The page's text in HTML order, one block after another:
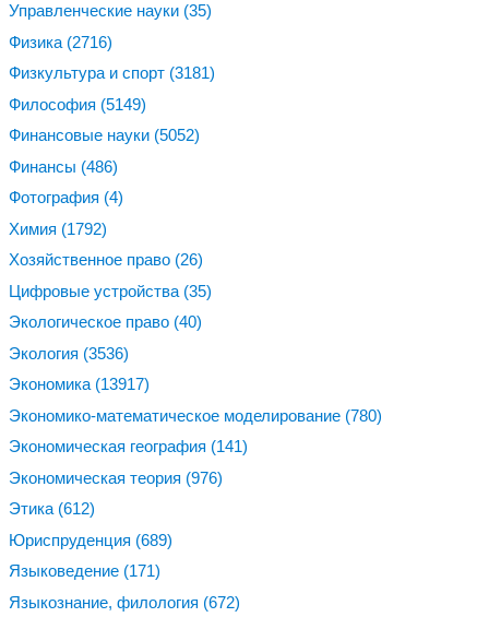
Управленческие науки (35)
Физика (2716)
Физкультура и спорт (3181)
Философия (5149)
Финансовые науки (5052)
Финансы (486)
Фотография (4)
Химия (1792)
Хозяйственное право (26)
Цифровые устройства (35)
Экологическое право (40)
Экология (3536)
Экономика (13917)
Экономико-математическое моделирование (780)
Экономическая география (141)
Экономическая теория (976)
Этика (612)
Юриспруденция (689)
Языковедение (171)
Языкознание, филология (672)